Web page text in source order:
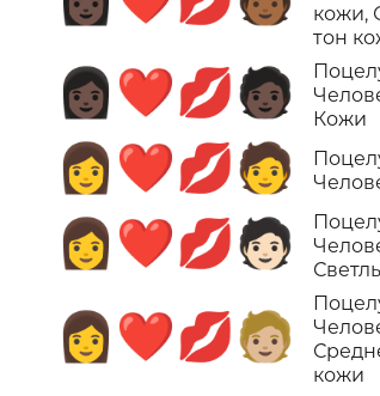
кожи,
тон
👩🏿‍❤️‍💋‍🧑🏿
Кожи
👩‍❤️‍💋‍🧑
👩‍❤️‍💋‍🧑🏻
👩‍❤️‍💋‍🧑🏼
кожи